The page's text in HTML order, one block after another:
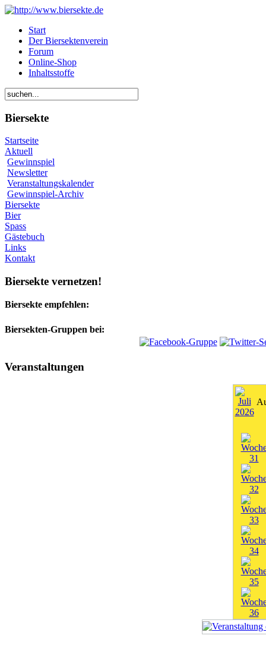
Start
Der Biersektenverein
Forum
Online-Shop
Inhaltsstoffe
Biersekte
Startseite
Aktuell
Gewinnspiel
Newsletter
Veranstaltungskalender
Gewinnspiel-Archiv
Biersekte
Bier
Spass
Gästebuch
Links
Kontakt
Biersekte vernetzen!
Biersekte empfehlen:
Biersekten-Gruppen bei:
Veranstaltungen